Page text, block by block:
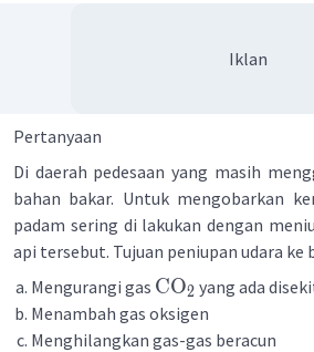
Iklan
Pertanyaan
Di daerah pedesaan yang masih
bahan bakar. Untuk mengobarkan
padam sering di lakukan dengan
api tersebut. Tujuan peniupan udara ke
Mengurangi gas CO2 yang ada
Menambah gas oksigen
Menghilangkan gas-gas beracun